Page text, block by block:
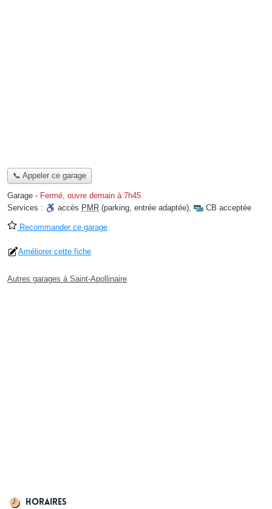
📞 Appeler ce garage
Garage - Fermé, ouvre demain à 7h45
Services :
accès PMR (parking, entrée adaptée), CB acceptée
Recommander ce garage
Améliorer cette fiche
Autres garages à Saint-Apollinaire
Horaires